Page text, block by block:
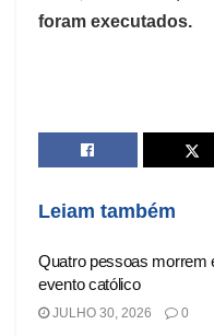
foram executados.
Leiam também
Quatro pessoas morrem
evento católico
JULHO 30, 2026 0